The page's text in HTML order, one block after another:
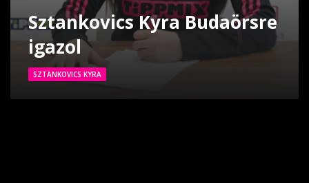
Sztankovics Kyra Budaörsre
igazol
SZTANKOVICS KYRA